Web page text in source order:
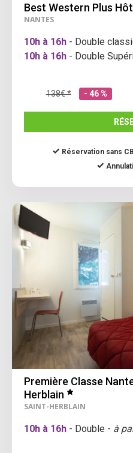
Best Western Plus
NANTES
10h à 16h - Double
10h à 16h - Double
138€ * - 46 %
Réservation sans CB
Première Classe
Herblain
SAINT-HERBLAIN
10h à 16h - Double - à